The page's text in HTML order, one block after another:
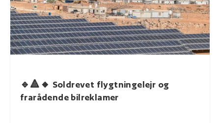
🔹🔺🔸 Soldrevet flygtningelejr og
frarådende bilreklamer